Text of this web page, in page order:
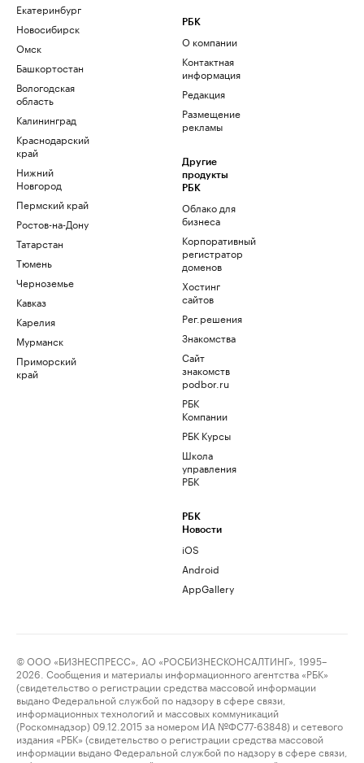
Екатеринбург
Новосибирск
Омск
Башкортостан
Вологодская
область
Калининград
Краснодарский
край
Нижний
Новгород
Пермский край
Ростов-на-Дону
Татарстан
Тюмень
Черноземье
Кавказ
Карелия
Мурманск
Приморский
край
РБК
О компании
Контактная
информация
Редакция
Размещение
рекламы
Другие
продукты
РБК
Облако для
бизнеса
Корпоративный
регистратор
доменов
Хостинг
сайтов
Рег.решения
Знакомства
Сайт
знакомств
podbor.ru
РБК
Компании
РБК Курсы
Школа
управления
РБК
РБК
Новости
iOS
Android
AppGallery
© ООО «БИЗНЕСПРЕСС», АО «РОСБИЗНЕСКОНСАЛТИНГ», 1995–
2026. Сообщения и материалы информационного агентства «РБК»
(свидетельство о регистрации средства массовой информации
выдано Федеральной службой по надзору в сфере связи,
информационных технологий и массовых коммуникаций
(Роскомнадзор) 09.12.2015 за номером ИА №ФС77-63848) и сетевого
издания «РБК» (свидетельство о регистрации средства массовой
информации выдано Федеральной службой по надзору в сфере связи,